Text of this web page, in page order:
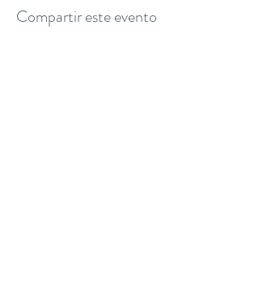
Compartir este evento